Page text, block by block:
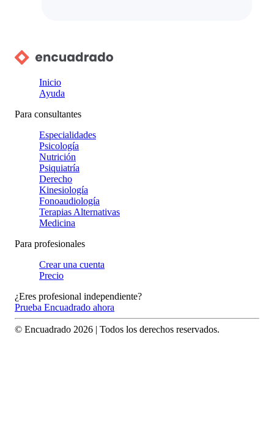
Inicio
Ayuda
Para consultantes
Especialidades
Psicología
Nutrición
Psiquiatría
Derecho
Kinesiología
Fonoaudiología
Terapias Alternativas
Medicina
Para profesionales
Crear una cuenta
Precio
¿Eres profesional independiente?
Prueba Encuadrado ahora
© Encuadrado 2026 | Todos los derechos reservados.